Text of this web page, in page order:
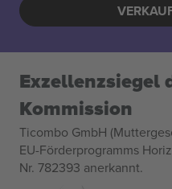
Exzellenzsiegel
Kommission
Ticombo GmbH
EU-Förderprogramms
Nr. 782393 anerkannt.